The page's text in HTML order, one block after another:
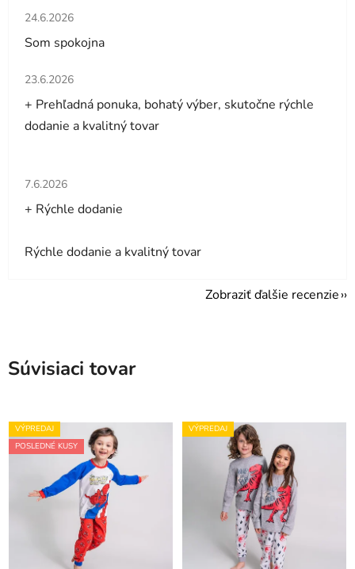
Hodnotenie obchodu je 5 z 5 hviezdičiek.
24.6.2026
Som spokojna
Hodnotenie obchodu je 5 z 5 hviezdičiek.
23.6.2026
+ Prehľadná ponuka, bohatý výber, skutočne rýchle
dodanie a kvalitný tovar
Hodnotenie obchodu je 5 z 5 hviezdičiek.
7.6.2026
+ Rýchle dodanie
Rýchle dodanie a kvalitný tovar
Zobraziť ďalšie recenzie
Súvisiaci tovar
VÝPREDAJ
POSLEDNÉ KUSY
VÝPREDAJ